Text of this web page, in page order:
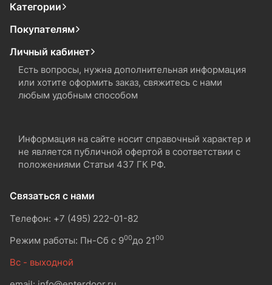
Категории
Покупателям
Личный кабинет
Есть вопросы, нужна дополнительная информация
или хотите оформить заказ, свяжитесь с нами
любым удобным способом
Информация на сайте носит справочный характер и
не является публичной офертой в соответствии с
положениями Статьи 437 ГК РФ.
Связаться с нами
Телефон: +7 (495) 222-01-82
Режим работы: Пн-Сб с 900до 2100
Вс - выходной